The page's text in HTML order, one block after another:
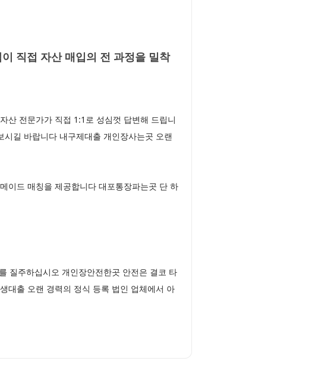
직접 자산 매입의 전 과정을 밀착
산 전문가가 직접 1:1로 성심껏 답변해 드립니
길 바랍니다 내구제대출 개인장사는곳 오랜
이드 매칭을 제공합니다 대포통장파는곳 단 하
질주하십시오 개인장안전한곳 안전은 결코 타
대출 오랜 경력의 정식 등록 법인 업체에서 아